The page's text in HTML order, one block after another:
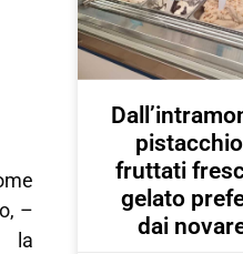
–
la
fruttati
gelato
dai